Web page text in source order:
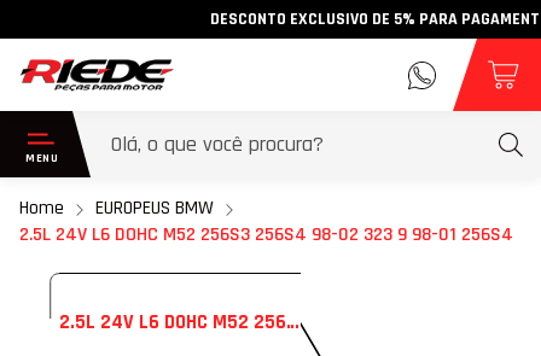
DESCONTO EXCLUSIVO DE 5% PARA
Home
EUROPEUS BMW
2.5L 24V L6 DOHC M52 256S3 256S4 98-02 323 9 98-01 256S4
2.5L 24V L6 DOHC M52 256S3 256S4 98-02 323 9 98-01 256S4